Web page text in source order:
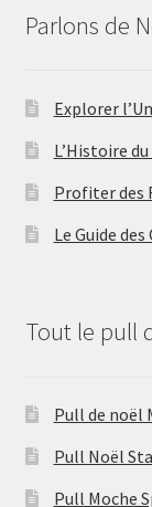
Parlons de
Explorer
L’Histoire
Profiter des
Le Guide
Tout le pull
Pull de noël
Pull Noël
Pull Moche